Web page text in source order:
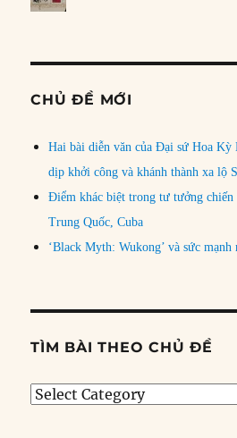
CHỦ ĐỀ MỚI
Hai bài diễn văn của Đại sứ Hoa
dịp khởi công và khánh thành xa lộ
Điểm khác biệt trong tư tưởng chiến
Trung Quốc, Cuba
‘Black Myth: Wukong’ và sức
TÌM BÀI THEO CHỦ ĐỀ
Tìm